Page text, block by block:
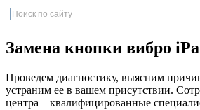
Замена кнопки вибро
Проведем диагностику, выясним
устраним ее в вашем присутствии.
центра – квалифицированные